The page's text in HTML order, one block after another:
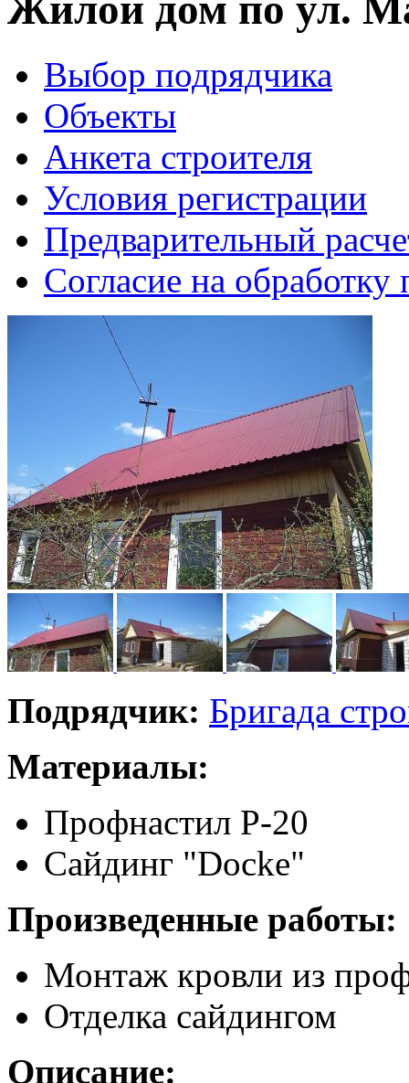
Жилой дом по ул.
Выбор подрядчика
Объекты
Анкета строителя
Условия регистрации
Предварительный
Согласие на
Подрядчик: Бригада
Материалы:
Профнастил Р-20
Сайдинг "Docke"
Произведенные работы:
Монтаж кровли из
Отделка сайдингом
Описание: